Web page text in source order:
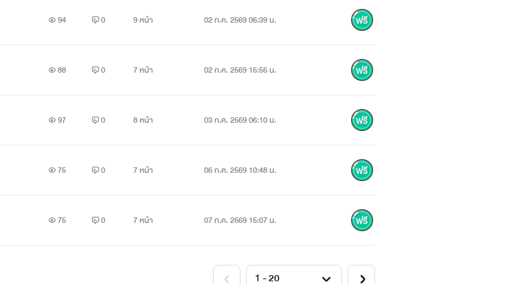
94 0 9 หน้า 02 ก.ค. 2569 06:39 น.
88 0 7 หน้า 02 ก.ค. 2569 15:56 น.
97 0 8 หน้า 03 ก.ค. 2569 06:10 น.
75 0 7 หน้า 06 ก.ค. 2569 10:48 น.
75 0 7 หน้า 07 ก.ค. 2569 15:07 น.